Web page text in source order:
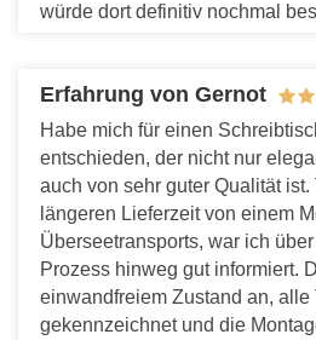
würde dort definitiv nochmal
Erfahrung von Gernot
Habe mich für einen
entschieden, der nicht nur
auch von sehr guter Qualität
längeren Lieferzeit von einem
Überseetransports, war ich
Prozess hinweg gut informiert.
einwandfreiem Zustand an, alle
gekennzeichnet und die